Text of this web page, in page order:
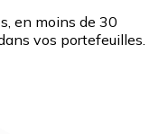
en moins de 30
vos portefeuilles.